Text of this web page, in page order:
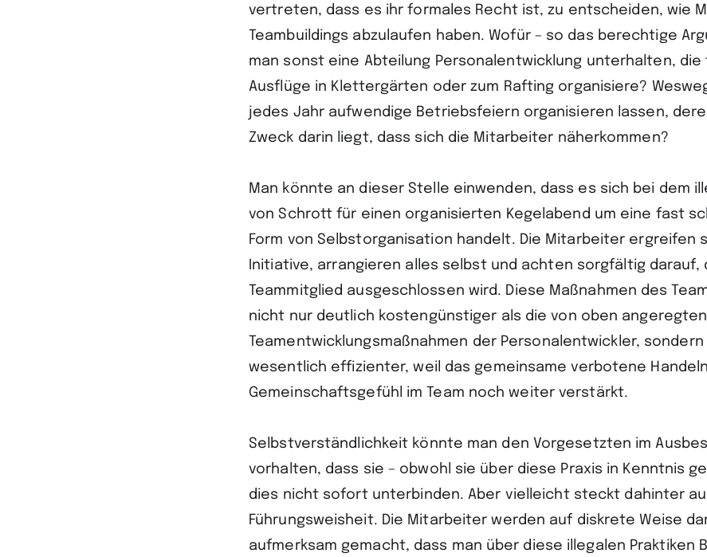
vertreten, dass es ihr formales Recht ist, zu entscheiden, wie
Teambuildings abzulaufen haben. Wofür – so das berechtige
man sonst eine Abteilung Personalentwicklung unterhalten, die
Ausflüge in Klettergärten oder zum Rafting organisiere?
jedes Jahr aufwendige Betriebsfeiern organisieren lassen,
Zweck darin liegt, dass sich die Mitarbeiter näherkommen?
Man könnte an dieser Stelle einwenden, dass es sich bei dem
von Schrott für einen organisierten Kegelabend um eine fast
Form von Selbstorganisation handelt. Die Mitarbeiter ergreifen
Initiative, arrangieren alles selbst und achten sorgfältig darauf,
Teammitglied ausgeschlossen wird. Diese Maßnahmen des
nicht nur deutlich kostengünstiger als die von oben angeregten
Teamentwicklungsmaßnahmen der Personalentwickler, sondern
wesentlich effizienter, weil das gemeinsame verbotene
Gemeinschaftsgefühl im Team noch weiter verstärkt.
Selbstverständlichkeit könnte man den Vorgesetzten im
vorhalten, dass sie – obwohl sie über diese Praxis in Kenntnis
dies nicht sofort unterbinden. Aber vielleicht steckt dahinter
Führungsweisheit. Die Mitarbeiter werden auf diskrete Weise
aufmerksam gemacht, dass man über diese illegalen Praktiken